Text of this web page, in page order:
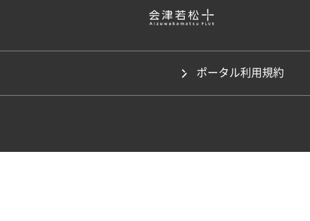
ポータル利用規約